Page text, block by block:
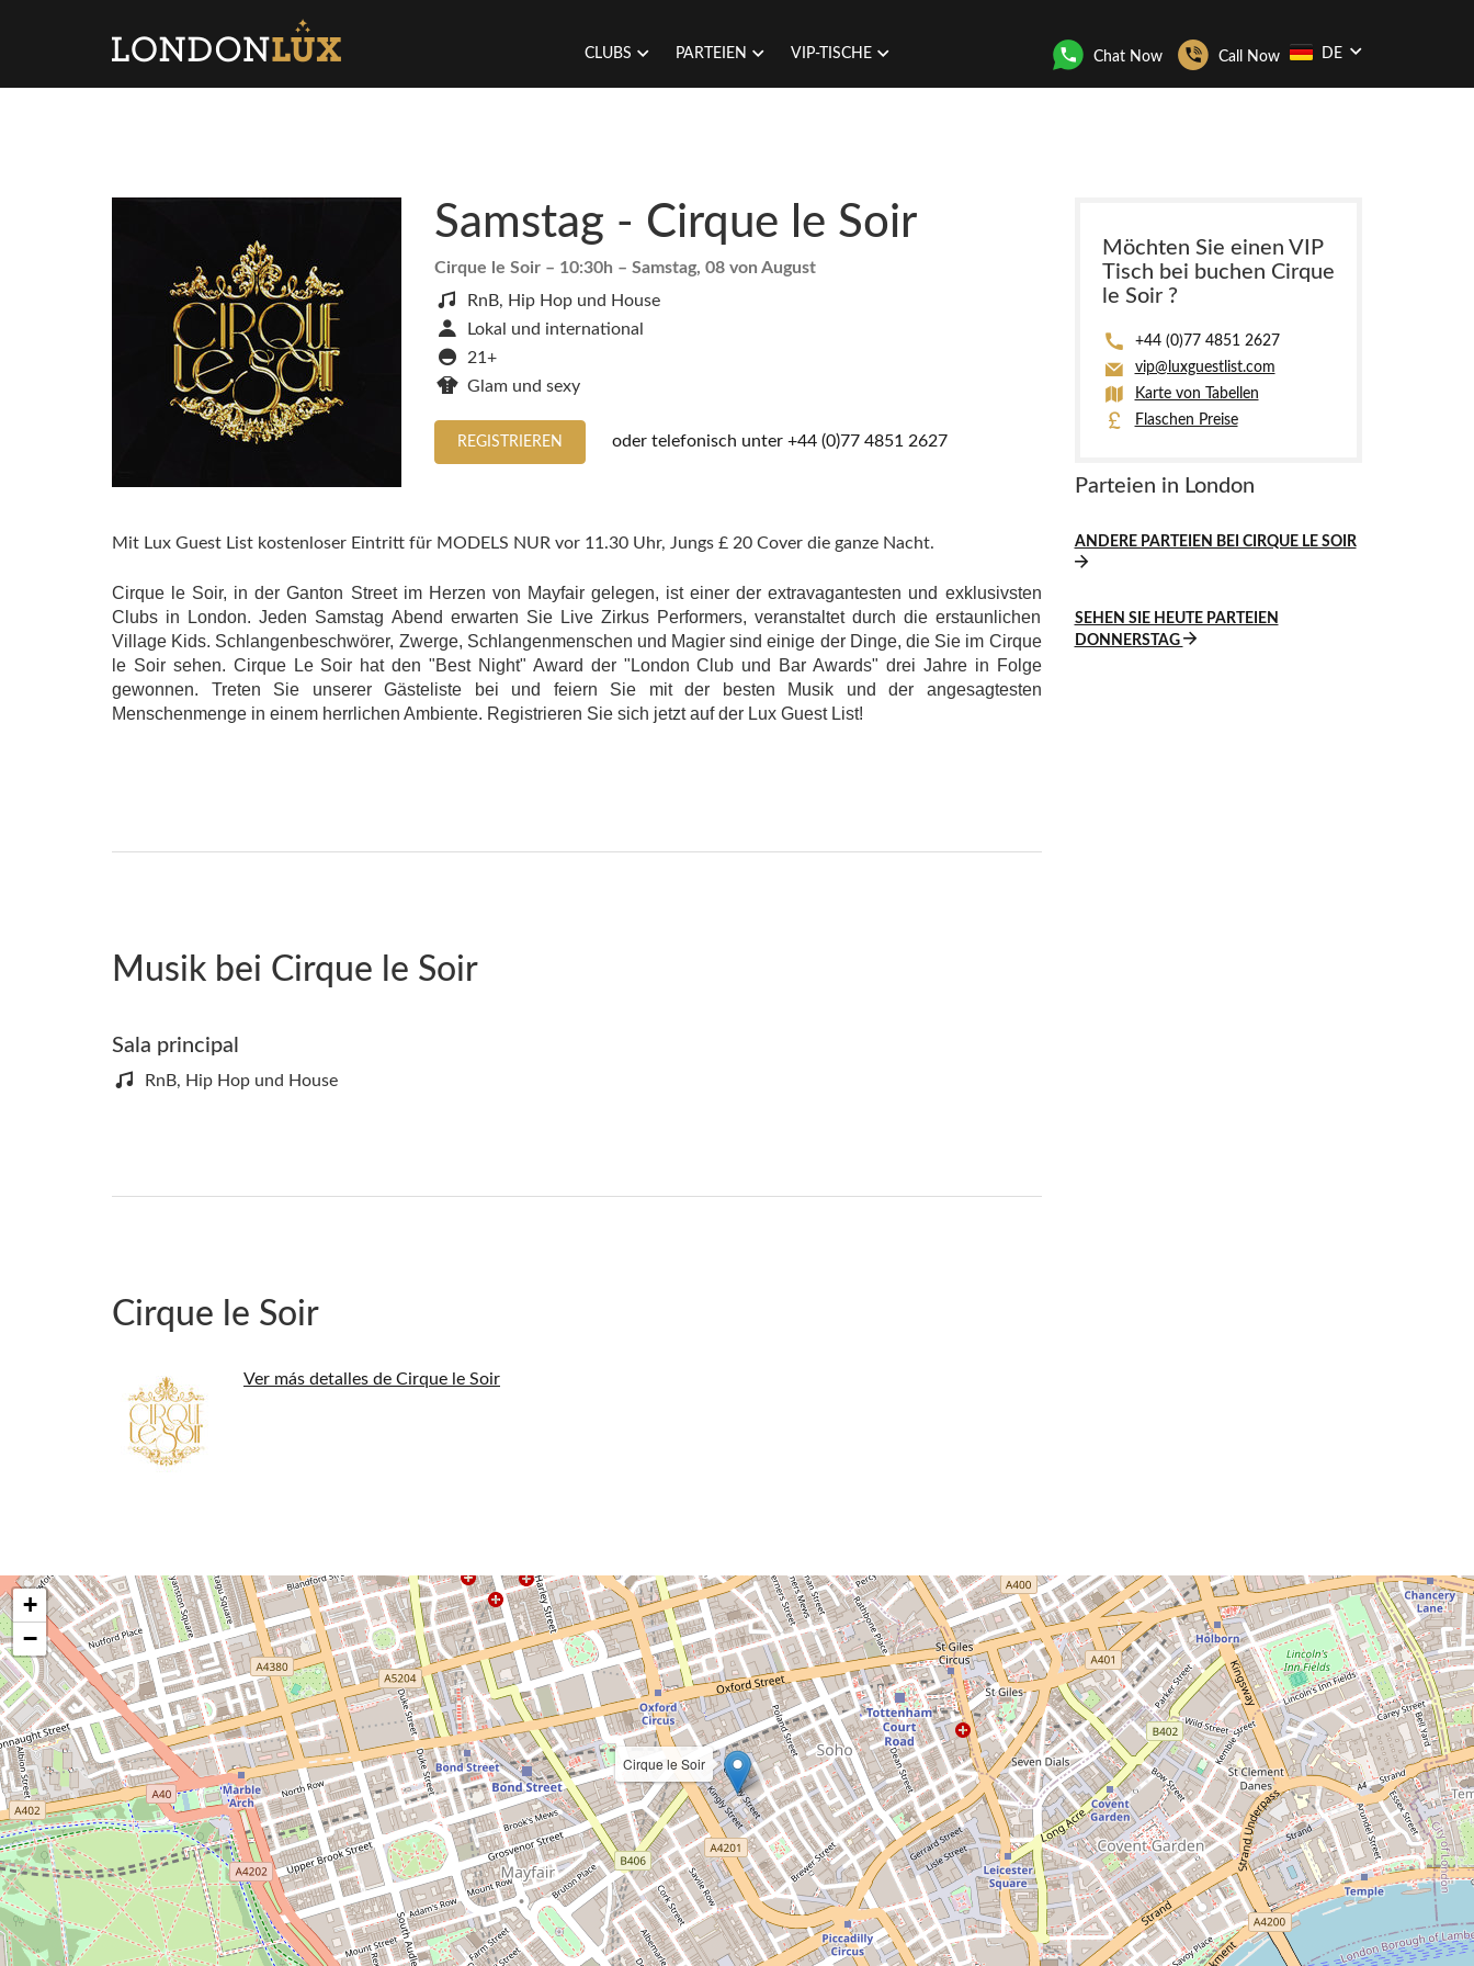
CLUBS PARTEIEN VIP-TISCHE Chat Now Call Now DE
Samstag - Cirque le Soir
Cirque le Soir – 10:30h – Samstag, 08 von August
RnB, Hip Hop und House
Lokal und international
21+
Glam und sexy
REGISTRIEREN oder telefonisch unter +44 (0)77 4851 2627
Mit Lux Guest List kostenloser Eintritt für MODELS NUR vor 11.30 Uhr, Jungs £ 20 Cover die ganze Nacht.
Cirque le Soir, in der Ganton Street im Herzen von Mayfair gelegen, ist einer der extravagantesten und exklusivsten
Clubs in London. Jeden Samstag Abend erwarten Sie Live Zirkus Performers, veranstaltet durch die erstaunlichen
Village Kids. Schlangenbeschwörer, Zwerge, Schlangenmenschen und Magier sind einige der Dinge, die Sie im Cirque
le Soir sehen. Cirque Le Soir hat den "Best Night" Award der "London Club und Bar Awards" drei Jahre in Folge
gewonnen. Treten Sie unserer Gästeliste bei und feiern Sie mit der besten Musik und der angesagtesten
Menschenmenge in einem herrlichen Ambiente. Registrieren Sie sich jetzt auf der Lux Guest List!
Musik bei Cirque le Soir
Sala principal
RnB, Hip Hop und House
Cirque le Soir
Ver más detalles de Cirque le Soir
Möchten Sie einen VIP
Tisch bei buchen Cirque
le Soir ?
+44 (0)77 4851 2627
vip@luxguestlist.com
Karte von Tabellen
Flaschen Preise
Parteien in London
ANDERE PARTEIEN BEI CIRQUE LE SOIR
SEHEN SIE HEUTE PARTEIEN
DONNERSTAG